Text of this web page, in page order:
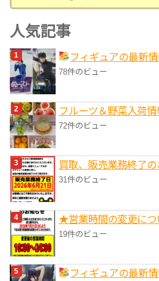
テ
ゴ
リ
ー
人気記事
フィギュアの最新
78件のビュー
フルーツ＆野菜入荷情
72件のビュー
買取、販売業務終了
31件のビュー
★営業時間の変更に
19件のビュー
フィギュアの最新